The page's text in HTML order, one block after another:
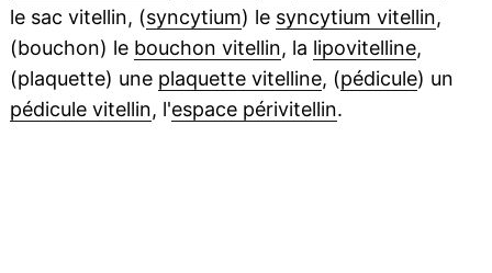
le sac vitellin, (syncytium) le syncytium vitellin,
(bouchon) le bouchon vitellin, la lipovitelline,
(plaquette) une plaquette vitelline, (pédicule) un
pédicule vitellin, l'espace périvitellin.